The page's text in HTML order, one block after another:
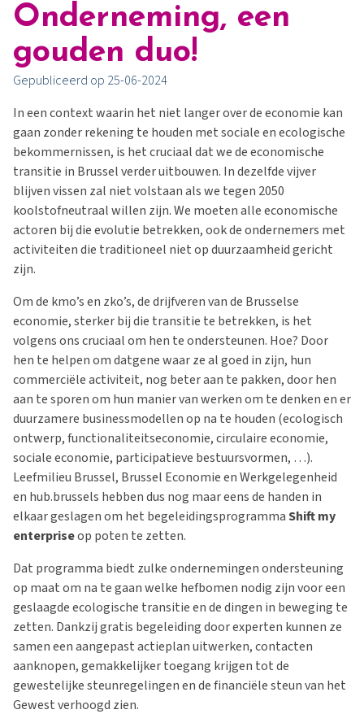
Onderneming, een
gouden duo!
Gepubliceerd op 25-06-2024
In een context waarin het niet langer over de economie kan
gaan zonder rekening te houden met sociale en ecologische
bekommernissen, is het cruciaal dat we de economische
transitie in Brussel verder uitbouwen. In dezelfde vijver
blijven vissen zal niet volstaan als we tegen 2050
koolstofneutraal willen zijn. We moeten alle economische
actoren bij die evolutie betrekken, ook de ondernemers met
activiteiten die traditioneel niet op duurzaamheid gericht
zijn.
Om de kmo’s en zko’s, de drijfveren van de Brusselse
economie, sterker bij die transitie te betrekken, is het
volgens ons cruciaal om hen te ondersteunen. Hoe? Door
hen te helpen om datgene waar ze al goed in zijn, hun
commerciële activiteit, nog beter aan te pakken, door hen
aan te sporen om hun manier van werken om te denken en er
duurzamere businessmodellen op na te houden (ecologisch
ontwerp, functionaliteitseconomie, circulaire economie,
sociale economie, participatieve bestuursvormen, …).
Leefmilieu Brussel, Brussel Economie en Werkgelegenheid
en hub.brussels hebben dus nog maar eens de handen in
elkaar geslagen om het begeleidingsprogrammaShift my
enterpriseop poten te zetten.
Dat programma biedt zulke ondernemingen ondersteuning
op maat om na te gaan welke hefbomen nodig zijn voor een
geslaagde ecologische transitie en de dingen in beweging te
zetten. Dankzij gratis begeleiding door experten kunnen ze
samen een aangepast actieplan uitwerken, contacten
aanknopen, gemakkelijker toegang krijgen tot de
gewestelijke steunregelingen en de financiële steun van het
Gewest verhoogd zien.